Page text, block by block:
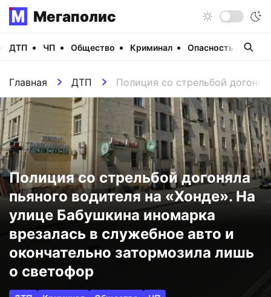
Мегаполис
ДТП ЧП Общество Криминал Опасность
Главная ДТП Полиция со стрельбой
Полиция со стрельбой догоняла
пьяного водителя на «Хонде». На
улице Бабушкина иномарка
врезалась в служебное авто и
окончательно затормозила лишь
о светофор